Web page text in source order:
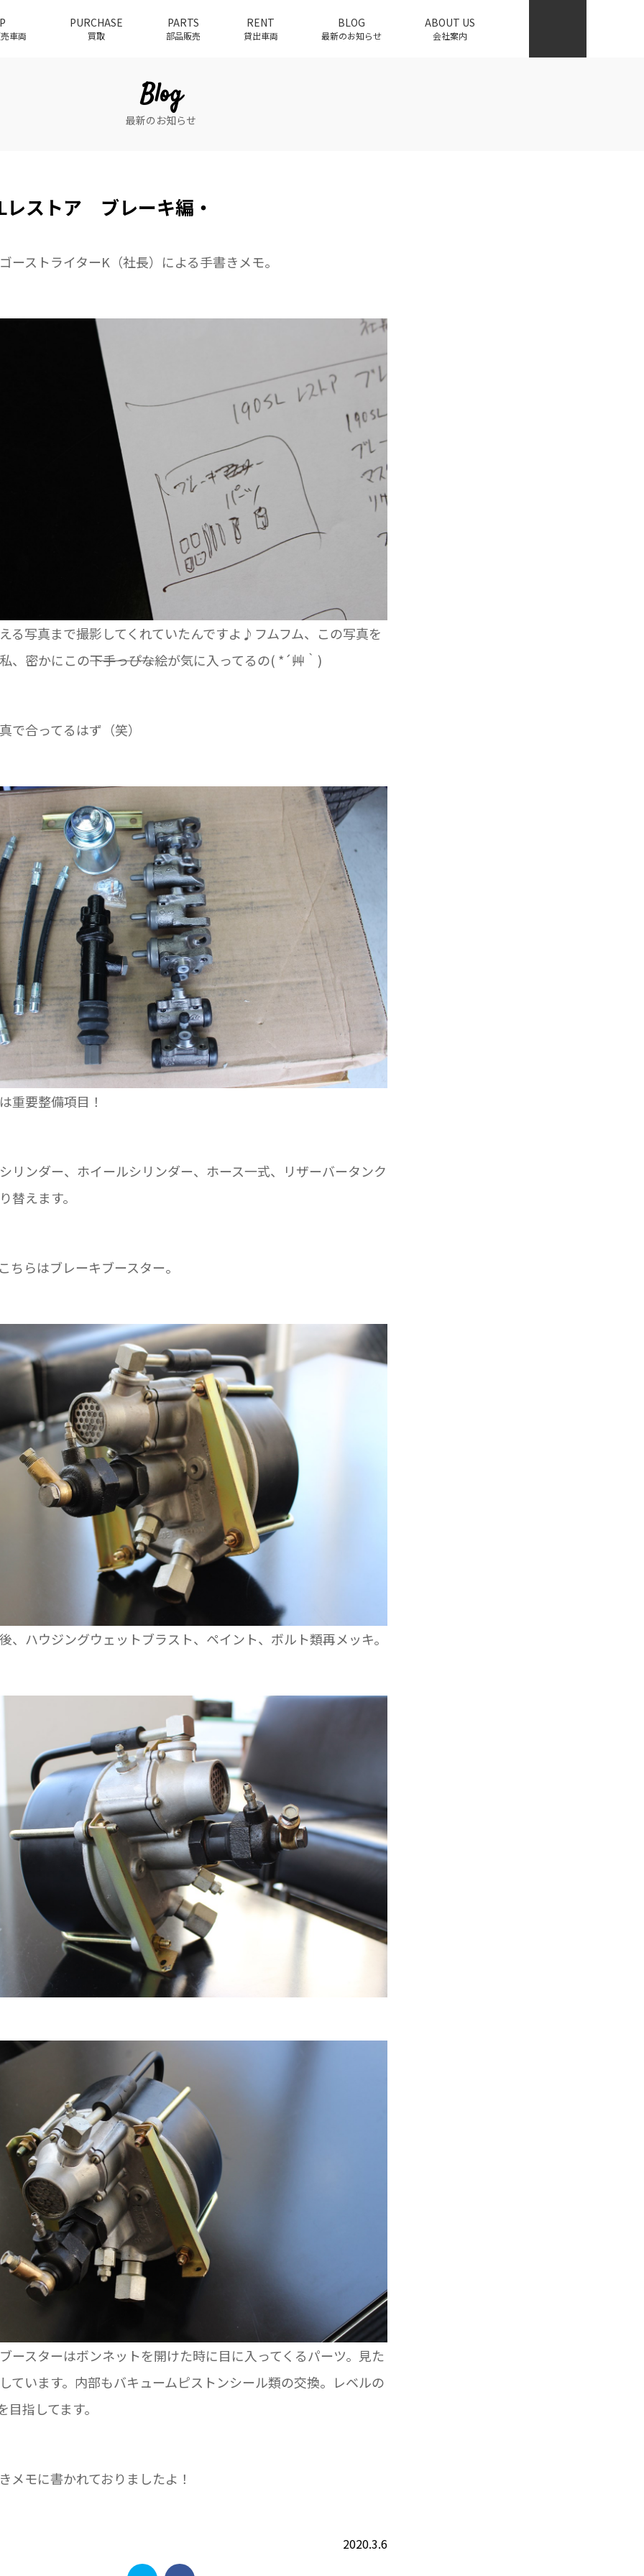
車両
PURCHASE
買取
PARTS
部品販売
RENT
貸出車両
BLOG
最新のお知らせ
ABOUT US
会社案内
Blog
最新のお知らせ
レストア ブレーキ編・
ストライターK（社長）による手書きメモ。
写真まで撮影してくれていたんですよ♪フムフム、この写真を
、密かにこの下手っぴな絵が気に入ってるの( *´艸｀)
合ってるはず（笑）
要整備項目！
ンダー、ホイールシリンダー、ホース一式、リザーバータンク
替えます。
らはブレーキブースター。
ハウジングウェットブラスト、ペイント、ボルト類再メッキ。
スターはボンネットを開けた時に目に入ってくるパーツ。見た
ています。内部もバキュームピストンシール類の交換。レベルの
目指してます。
モに書かれておりましたよ！
2020.3.6